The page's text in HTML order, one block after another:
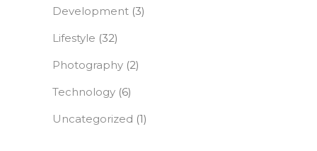
Development (3)
Lifestyle (32)
Photography (2)
Technology (6)
Uncategorized (1)